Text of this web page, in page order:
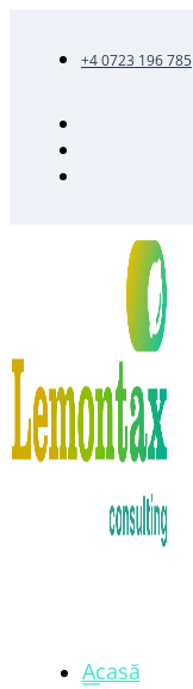
+4 0723 196 785
Acasă